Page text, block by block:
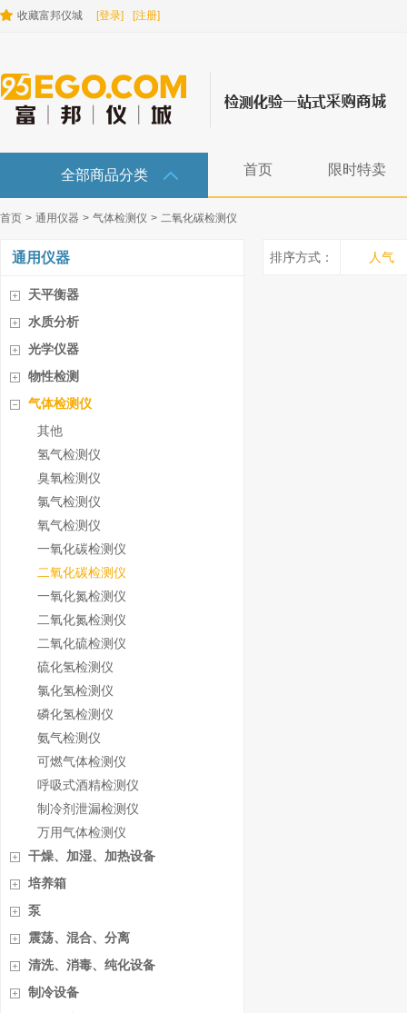
收藏富邦仪城 [登录] [注册]
全部商品分类 首页 限时特卖
首页 > 通用仪器 > 气体检测仪 > 二氧化碳检测仪
通用仪器
天平衡器
水质分析
光学仪器
物性检测
气体检测仪
其他
氢气检测仪
臭氧检测仪
氯气检测仪
氧气检测仪
一氧化碳检测仪
二氧化碳检测仪
一氧化氮检测仪
二氧化氮检测仪
二氧化硫检测仪
硫化氢检测仪
氯化氢检测仪
磷化氢检测仪
氨气检测仪
可燃气体检测仪
呼吸式酒精检测仪
制冷剂泄漏检测仪
万用气体检测仪
干燥、加湿、加热设备
培养箱
泵
震荡、混合、分离
清洗、消毒、纯化设备
制冷设备
排序方式： 人气